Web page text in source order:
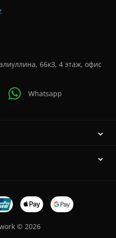
66кЗ, 4 этаж, офис
Whatsapp
© 2026